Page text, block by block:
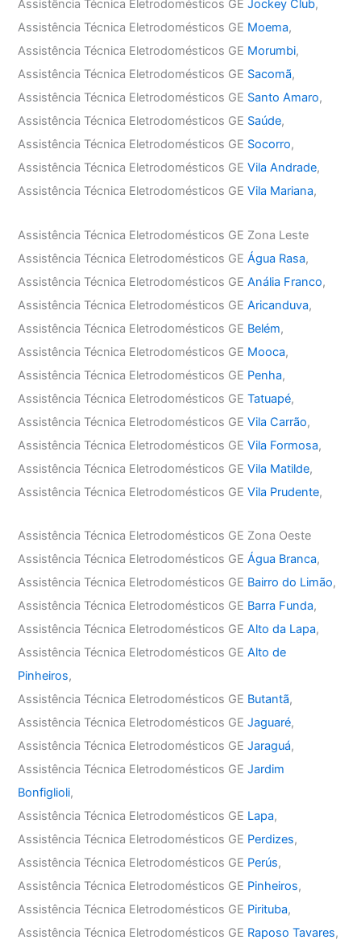
Assistência Técnica Eletrodomésticos GEJockey Club,
Assistência Técnica Eletrodomésticos GE Moema,
Assistência Técnica Eletrodomésticos GE Morumbi,
Assistência Técnica Eletrodomésticos GE Sacomã,
Assistência Técnica Eletrodomésticos GE Santo Amaro,
Assistência Técnica Eletrodomésticos GE Saúde,
Assistência Técnica Eletrodomésticos GE Socorro,
Assistência Técnica Eletrodomésticos GEVila Andrade,
Assistência Técnica Eletrodomésticos GEVila Mariana,
Assistência Técnica Eletrodomésticos GE Zona Leste
Assistência Técnica Eletrodomésticos GEÁgua Rasa,
Assistência Técnica Eletrodomésticos GEAnália Franco,
Assistência Técnica Eletrodomésticos GEAricanduva,
Assistência Técnica Eletrodomésticos GE Belém,
Assistência Técnica Eletrodomésticos GE Mooca,
Assistência Técnica Eletrodomésticos GE Penha,
Assistência Técnica Eletrodomésticos GETatuapé,
Assistência Técnica Eletrodomésticos GEVila Carrão,
Assistência Técnica Eletrodomésticos GEVila Formosa,
Assistência Técnica Eletrodomésticos GEVila Matilde,
Assistência Técnica Eletrodomésticos GEVila Prudente,
Assistência Técnica Eletrodomésticos GE Zona Oeste
Assistência Técnica Eletrodomésticos GEÁgua Branca,
Assistência Técnica Eletrodomésticos GE Bairro do Limão,
Assistência Técnica Eletrodomésticos GE Barra Funda,
Assistência Técnica Eletrodomésticos GEAlto da Lapa,
Assistência Técnica Eletrodomésticos GEAlto de
Pinheiros,
Assistência Técnica Eletrodomésticos GE Butantã,
Assistência Técnica Eletrodomésticos GEJaguaré,
Assistência Técnica Eletrodomésticos GEJaraguá,
Assistência Técnica Eletrodomésticos GEJardim
Bonfiglioli,
Assistência Técnica Eletrodomésticos GE Lapa,
Assistência Técnica Eletrodomésticos GE Perdizes,
Assistência Técnica Eletrodomésticos GE Perús,
Assistência Técnica Eletrodomésticos GE Pinheiros,
Assistência Técnica Eletrodomésticos GE Pirituba,
Assistência Técnica Eletrodomésticos GE Raposo Tavares,